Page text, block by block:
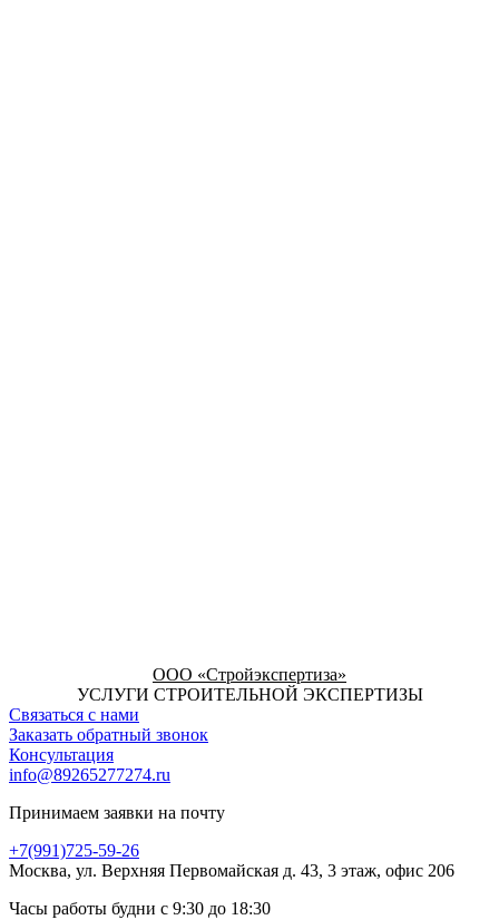
ООО «Стройэкспертиза»
УСЛУГИ СТРОИТЕЛЬНОЙ ЭКСПЕРТИЗЫ
Связаться с нами
Заказать обратный звонок
Консультация
info@89265277274.ru
Принимаем заявки на почту
+7(991)725-59-26
Москва, ул. Верхняя Первомайская д. 43, 3 этаж, офис 206
Часы работы будни с 9:30 до 18:30